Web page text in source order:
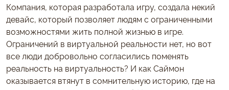
Компания, которая разработала игру, создала некий
девайс, который позволяет людям с ограниченными
возможностями жить полной жизнью в игре.
Ограничений в виртуальной реальности нет, но вот
все люди добровольно согласились поменять
реальность на виртуальность? И как Саймон
оказывается втянут в сомнительную историю, где на